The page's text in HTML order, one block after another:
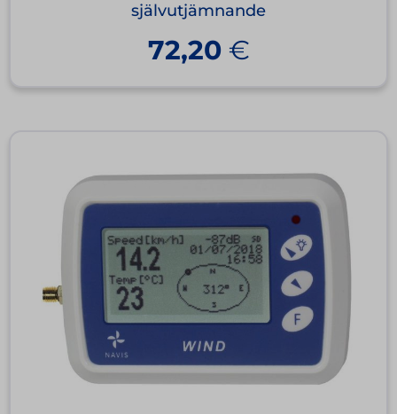
självutjämnande
72,20 €